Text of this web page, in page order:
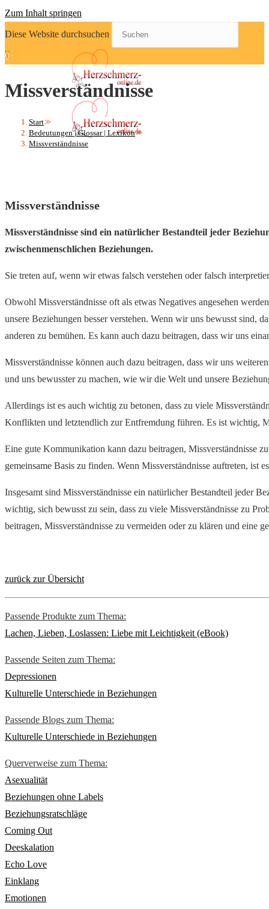
Zum Inhalt springen
Diese Website durchsuchen
0
Missverständnisse
Start>>
Bedeutungen | Glossar | Lexikon>>
Missverständnisse
Missverständnisse
Missverständnisse sind ein natürlicher Bestandteil jeder
zwischenmenschlichen Beziehungen.
Sie treten auf, wenn wir etwas falsch verstehen oder falsch
Obwohl Missverständnisse oft als etwas Negatives angesehen
unsere Beziehungen besser verstehen. Wenn wir uns bewusst sind,
anderen zu bemühen. Es kann auch dazu beitragen, dass wir uns
Missverständnisse können auch dazu beitragen, dass wir uns
und uns bewusster zu machen, wie wir die Welt und unsere
Allerdings ist es auch wichtig zu betonen, dass zu viele
Konflikten und letztendlich zur Entfremdung führen. Es ist wichtig,
Eine gute Kommunikation kann dazu beitragen, Missverständnisse
gemeinsame Basis zu finden. Wenn Missverständnisse auftreten, ist
Insgesamt sind Missverständnisse ein natürlicher Bestandteil jeder
wichtig, sich bewusst zu sein, dass zu viele Missverständnisse zu
beitragen, Missverständnisse zu vermeiden oder zu klären und eine
zurück zur Übersicht
Passende Produkte zum Thema:
Lachen, Lieben, Loslassen: Liebe mit Leichtigkeit (eBook)
Passende Seiten zum Thema:
Depressionen
Kulturelle Unterschiede in Beziehungen
Passende Blogs zum Thema:
Kulturelle Unterschiede in Beziehungen
Querverweise zum Thema:
Asexualität
Beziehungen ohne Labels
Beziehungsratschläge
Coming Out
Deeskalation
Echo Love
Einklang
Emotionen